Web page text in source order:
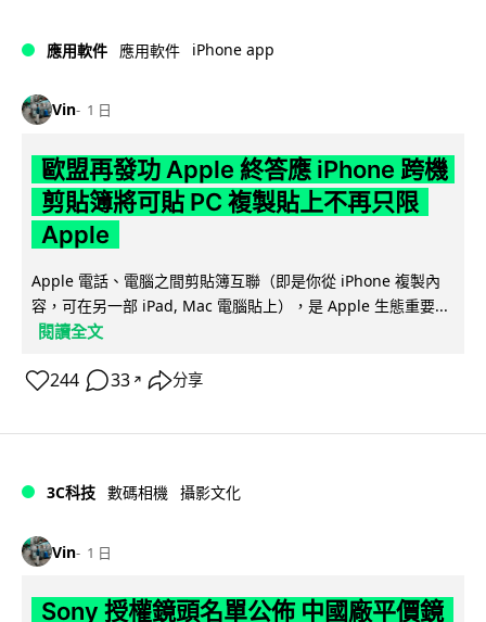
應用軟件 應用軟件 iPhone app
Vin 1 日
歐盟再發功 Apple 終答應 iPhone 跨機
剪貼簿將可貼 PC 複製貼上不再只限
Apple
Apple 電話、電腦之間剪貼簿互聯（即是你從 iPhone 複製內
容，可在另一部 iPad, Mac 電腦貼上），是 Apple 生態重要...
閱讀全文
244 33 ↗ 分享
3C科技 數碼相機 攝影文化
Vin 1 日
Sony 授權鏡頭名單公佈 中國廠平價鏡